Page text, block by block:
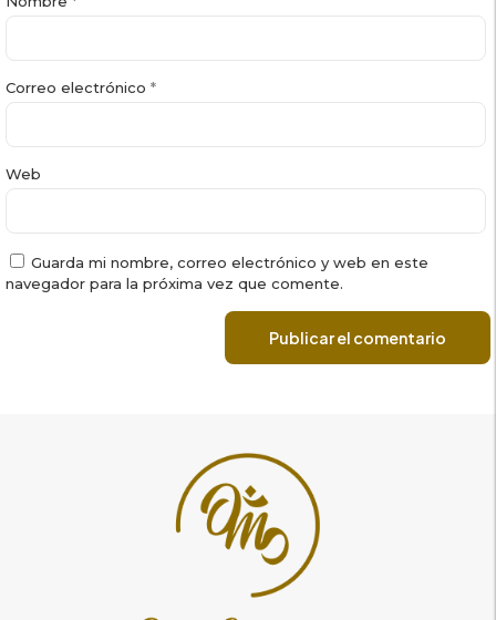
Correo electrónico *
Web
Guarda mi nombre, correo electrónico y web en este
navegador para la próxima vez que comente.